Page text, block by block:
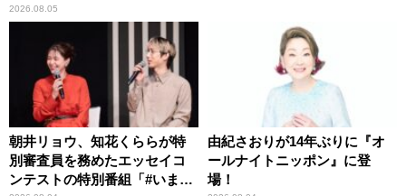
わりパーソナリティ
2026.08.05
朝井リョウ、知花くららが特
別審査員を務めたエッセイコ
ンテストの特別番組「#いまあ
由紀さおりが14年ぶりに『オ
ールナイトニッポン』に登
場！